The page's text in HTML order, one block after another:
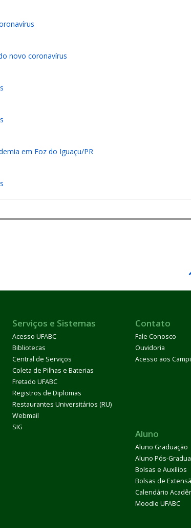
novo coronavírus
em Foz do Iguaçu/PR
Serviços e Sistemas
Acesso UFABC
Bibliotecas
Central de Serviços
Coleta de Pilhas e Baterias
Fretado UFABC
Registros de Diplomas
Restaurantes Universitários (RU)
Webmail
SIG
Contato
Fale Conosco
Ouvidoria
Acesso aos Campi
Aluno
Aluno Graduação
Aluno Pós-
Bolsas e Auxílios
Bolsas de
Calendário
Moodle UFABC